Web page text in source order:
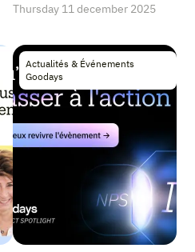
Thursday 11 december 2025
Actualités & Événements
Goodays